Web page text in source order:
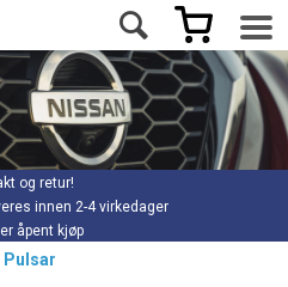
og retur!
innen 2-4 virkedager
åpent kjøp
Pulsar